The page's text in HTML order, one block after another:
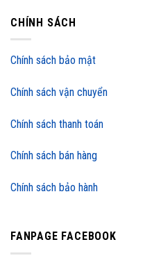
CHÍNH SÁCH
Chính sách bảo mật
Chính sách vận chuyển
Chính sách thanh toán
Chính sách bán hàng
Chính sách bảo hành
FANPAGE FACEBOOK